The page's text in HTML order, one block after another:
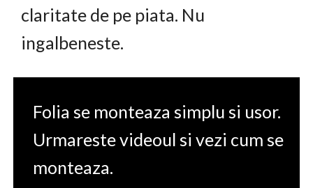
claritate de pe piata. Nu
ingalbeneste.
Folia se monteaza simplu si usor.
Urmareste videoul si vezi cum se
monteaza.